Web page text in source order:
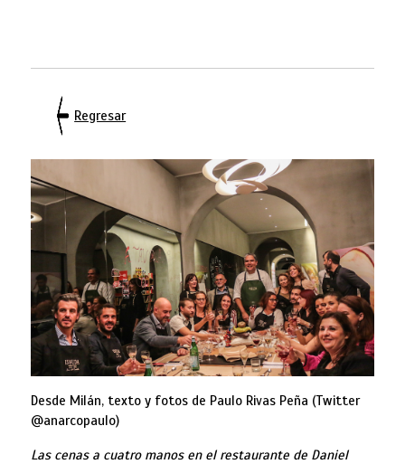
Regresar
Desde Milán, texto y fotos de Paulo Rivas Peña (Twitter
@anarcopaulo)
Las cenas a cuatro manos en el restaurante de Daniel